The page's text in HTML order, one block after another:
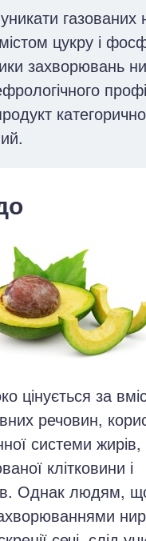
газованих
цукру і
захворювань
категорично
цінується за
речовин,
системи жирів,
клітковини і
Однак людям,